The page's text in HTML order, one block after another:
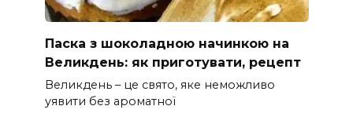
Паска з шоколадною начинкою на
Великдень: як приготувати, рецепт
Великдень – це свято, яке неможливо
уявити без ароматної